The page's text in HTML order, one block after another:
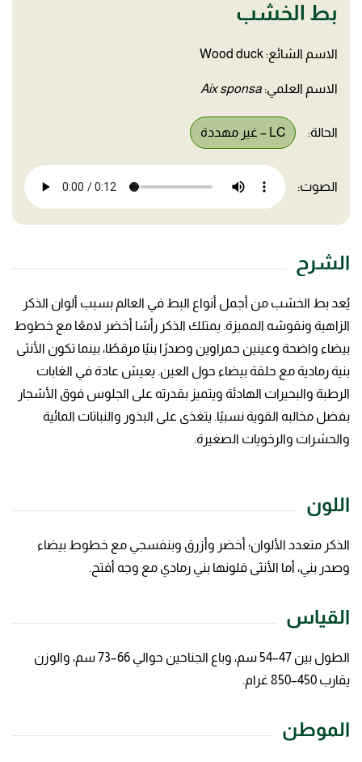
بط الخشب
الاسم الشائع: Wood duck
الاسم العلمي: Aix sponsa
الحالة: LC – غير مهددة
الصوت:
الشرح
يُعد بط الخشب من أجمل أنواع البط في العالم بسبب ألوان الذكر
الزاهية ونقوشه المميزة. يمتلك الذكر رأسًا أخضر لامعًا مع خطوط
بيضاء واضحة وعينين حمراوين وصدرًا بنيًا مرقطًا، بينما تكون الأنثى
بنية رمادية مع حلقة بيضاء حول العين. يعيش عادة في الغابات
الرطبة والبحيرات الهادئة ويتميز بقدرته على الجلوس فوق الأشجار
بفضل مخالبه القوية نسبيًا. يتغذى على البذور والنباتات المائية
والحشرات والرخويات الصغيرة.
اللون
الذكر متعدد الألوان؛ أخضر وأزرق وبنفسجي مع خطوط بيضاء
وصدر بني، أما الأنثى فلونها بني رمادي مع وجه أفتح.
القياس
الطول بين 47–54 سم، وباع الجناحين حوالي 66–73 سم، والوزن
يقارب 450–850 غرام.
الموطن